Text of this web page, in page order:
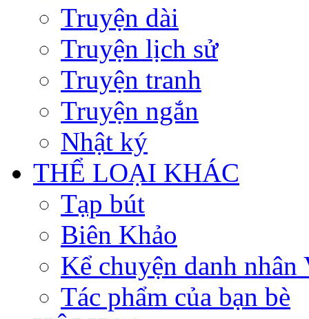
Truyện dài
Truyện lịch sử
Truyện tranh
Truyện ngắn
Nhật ký
THỂ LOẠI KHÁC
Tạp bút
Biên Khảo
Kể chuyện danh nhân
Tác phẩm của bạn bè